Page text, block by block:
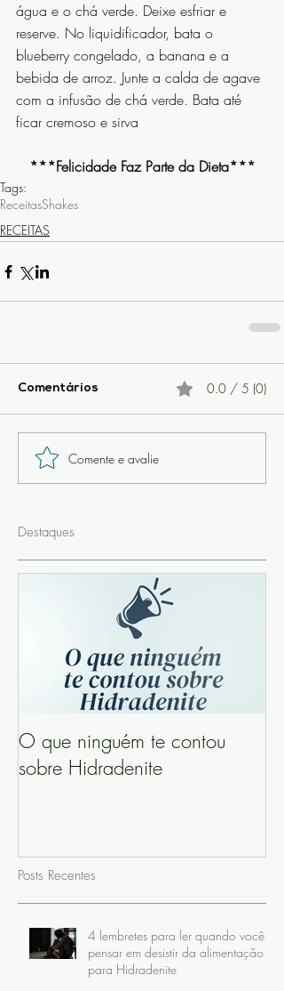
água e o chá verde. Deixe esfriar e
reserve. No liquidificador, bata o
blueberry congelado, a banana e a
bebida de arroz. Junte a calda de agave
com a infusão de chá verde. Bata até
ficar cremoso e sirva
***Felicidade Faz Parte da Dieta***
Tags:
ReceitasShakes
RECEITAS
Comentários 0.0 / 5 (0)
Comente e avalie
Destaques
O que ninguém te contou
sobre Hidradenite
Posts Recentes
4 lembretes para ler quando você
pensar em desistir da alimentação
para Hidradenite